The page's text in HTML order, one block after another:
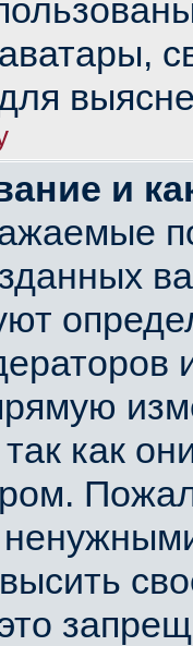
и
как